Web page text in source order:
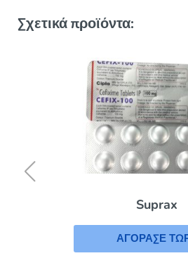
Σχετικά προϊόντα:
Suprax
ΑΓΟΡΑΣΕ